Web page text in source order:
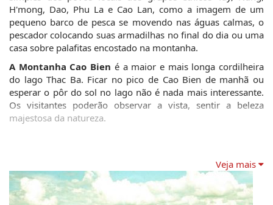
H'mong, Dao, Phu La e Cao Lan, como a imagem de um
pequeno barco de pesca se movendo nas águas calmas, o
pescador colocando suas armadilhas no final do dia ou uma
casa sobre palafitas encostado na montanha.
A Montanha Cao Bien é a maior e mais longa cordilheira
do lago Thac Ba. Ficar no pico de Cao Bien de manhã ou
esperar o pôr do sol no lago não é nada mais interessante.
Os visitantes poderão observar a vista, sentir a beleza
majestosa da natureza.
Veja mais